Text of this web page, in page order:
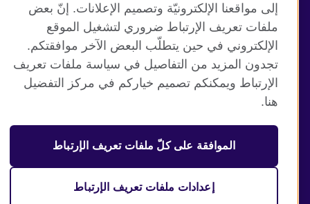
موقع المجلس الثقافي البريطاني العالمي
الخصوصية وشروط الاستخدام
ملفات تعريف الإرتباط
خريطة الموقع
منظمة المملكة المتحدة الدولية للعلاقات الثقافية والفرص
إلى مواقعنا الإلكترونيّة وتصميم الإعلانات. إنّ بعض
ملفات تعريف الإرتباط ضروري لتشغيل الموقع
الإلكتروني في حين يتطلّب البعض الآخر موافقتكم.
تجدون المزيد من التفاصيل في سياسة ملفات تعريف
الإرتباط ويمكنكم تصميم خياركم في مركز التفضيل
هنا.
الموافقة على كلّ ملفات تعريف الإرتباط
إعدادات ملفات تعريف الإرتباط